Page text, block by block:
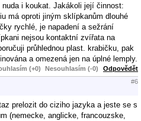
i koukat. Jakákoli její činnost:
má oproti jiným sklípkanům dlouhé
rychlé, je napadení a sežrání
nejsou kontaktní zvířata na
průhlednou plast. krabičku, pak
a omezená jen na úplné lemply.
(+0) Nesouhlasím (-0) Odpovědět
#6
prelozit do ciziho jazyka a jeste se s
(nemecke, anglicke, francouzske,